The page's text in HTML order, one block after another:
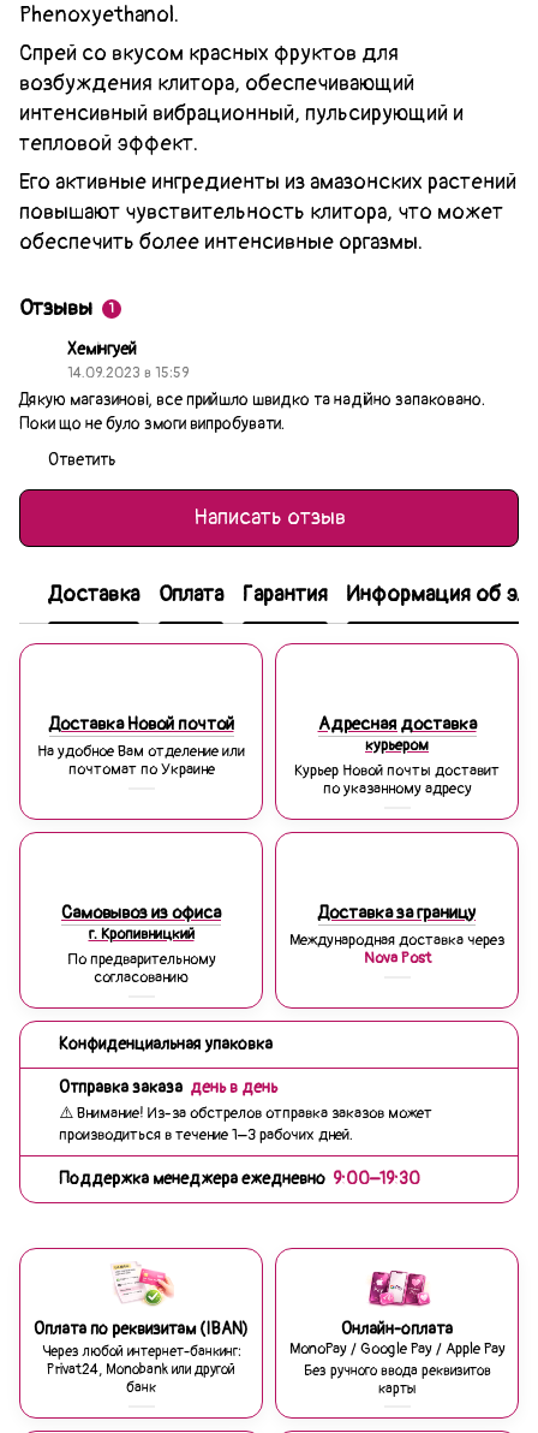
Phenoxyethanol.
Спрей со вкусом красных фруктов для
возбуждения клитора, обеспечивающий
интенсивный вибрационный, пульсирующий и
тепловой эффект.
Его активные ингредиенты из амазонских растений
повышают чувствительность клитора, что может
обеспечить более интенсивные оргазмы.
Отзывы 1
Хемінгуей
14.09.2023 в 15:59
Дякую магазинові, все прийшло швидко та надійно запаковано.
Поки що не було змоги випробувати.
Ответить
Написать отзыв
Доставка Оплата Гарантия Информация об
Доставка Новой почтой
На удобное Вам отделение или
почтомат по Украине
Адресная доставка
курьером
Курьер Новой почты доставит
по указанному адресу
Самовывоз из офиса
г. Кропивницкий
По предварительному
согласованию
Доставка за границу
Международная доставка через
Nova Post
Конфиденциальная упаковка
Отправка заказа день в день
⚠️ Внимание! Из-за обстрелов отправка заказов может
производиться в течение 1–3 рабочих дней.
Поддержка менеджера ежедневно 9:00–19:30
Оплата по реквизитам (IBAN)
Через любой интернет-банкинг:
Privat24, Monobank или другой
банк
Онлайн-оплата
MonoPay / Google Pay / Apple Pay
Без ручного ввода реквизитов
карты